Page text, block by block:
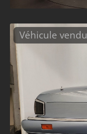
Véhicule vendu